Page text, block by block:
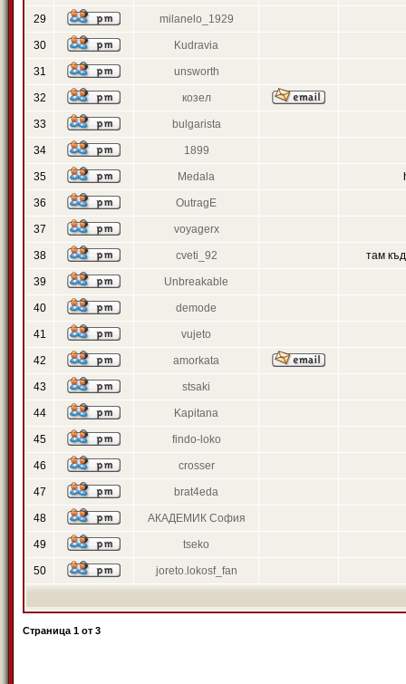
29 milanelo_1929
30 Kudravia
31 unsworth
32 козел
33 bulgarista
34 1899
35 Medala
36 OutragE
37 voyagerx
38 cveti_92 там
39 Unbreakable
40 demode
41 vujeto
42 amorkata
43 stsaki
44 Kapitana
45 findo-loko
46 crosser
47 brat4eda
48 АКАДЕМИК София
49 tseko
50 joreto.lokosf_fan
Страница 1 от 3